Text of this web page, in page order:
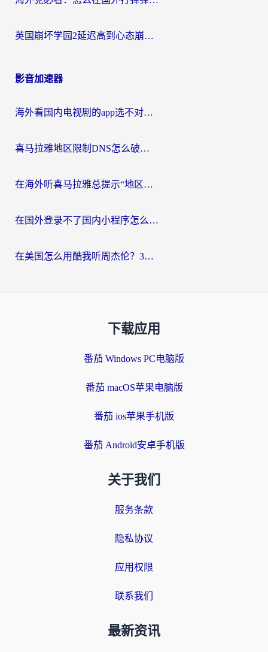
英国崩坏学园2延迟高到心态崩？海外党国服游戏加速终极指南
影音加速器
海外看国内电视剧的app选不对？这份回国加速器避坑指南帮你流畅追剧
喜马拉雅地区限制DNS怎么破？海外党听国内音乐听书的终极解决方案
在海外听喜马拉雅总提示“地区限制”？3步轻松解除+听国内音乐全攻略
在国外登录不了国内小程序怎么办？选对回国加速器，轻松解锁国内资源
在美国怎么用酷我听周杰伦？3步搞定海外听歌难题
下载应用
番茄 Windows PC电脑版
番茄 macOS苹果电脑版
番茄 ios苹果手机版
番茄 Android安卓手机版
关于我们
服务条款
隐私协议
应用权限
联系我们
最新资讯